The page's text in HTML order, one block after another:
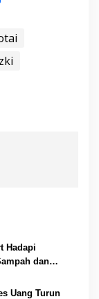
ar
e
Hadapi
dan
Uang Turun